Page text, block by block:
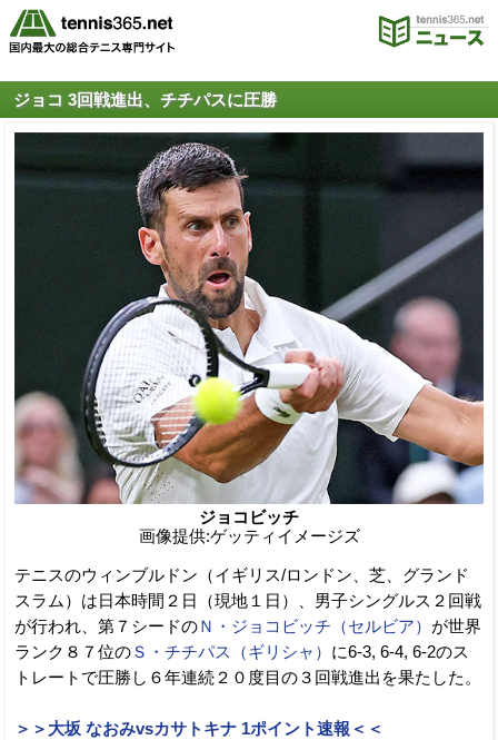
ジョコ 3回戦進出、チチパスに圧勝
ジョコビッチ
画像提供:ゲッティイメージズ
テニスのウィンブルドン（イギリス/ロンドン、芝、グランド
スラム）は日本時間２日（現地１日）、男子シングルス２回戦
が行われ、第７シードのＮ・ジョコビッチ（セルビア） が世界
ランク８７位のＳ・チチパス（ギリシャ） に6-3, 6-4, 6-2のス
トレートで圧勝し６年連続２０度目の３回戦進出を果たした。
＞＞大坂 なおみvsカサトキナ 1ポイント速報＜＜